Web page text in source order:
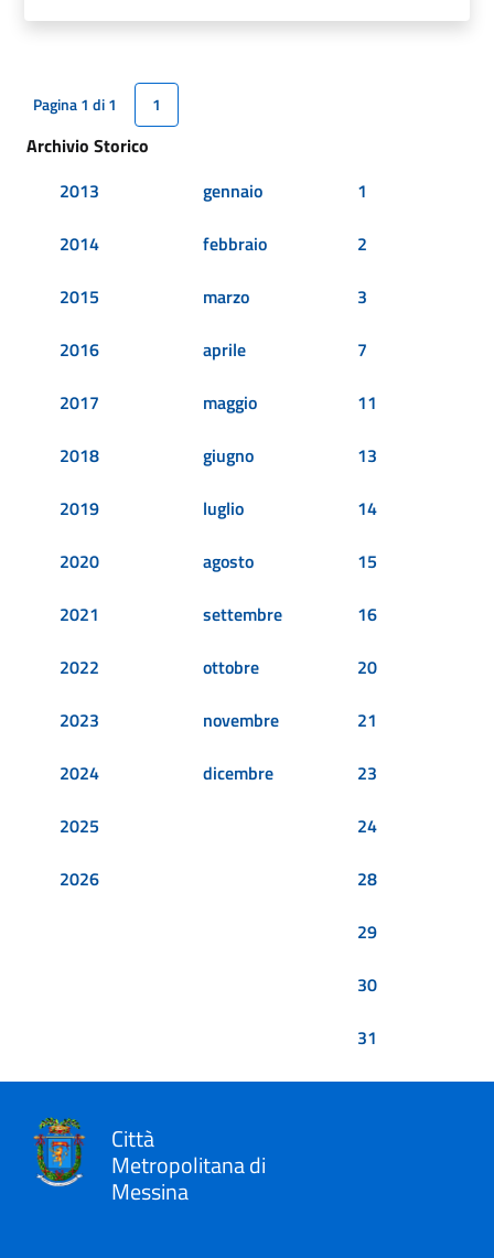
Pagina 1 di 1 1
Archivio Storico
2013
2014
2015
2016
2017
2018
2019
2020
2021
2022
2023
2024
2025
2026
gennaio
febbraio
marzo
aprile
maggio
giugno
luglio
agosto
settembre
ottobre
novembre
dicembre
1
2
3
7
11
13
14
15
16
20
21
23
24
28
29
30
31
Città
Metropolitana di
Messina